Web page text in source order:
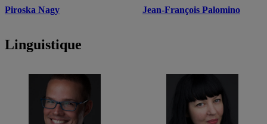
Piroska Nagy Jean-François Palomino
Linguistique